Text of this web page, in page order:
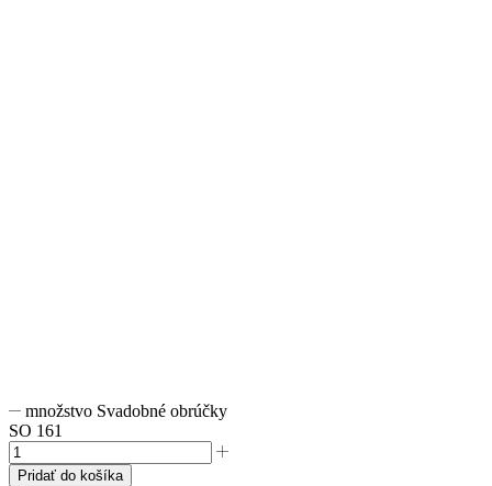
množstvo Svadobné obrúčky
SO 161
Pridať do košíka